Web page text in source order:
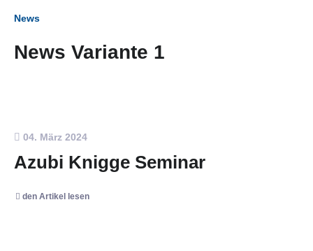
News
News Variante 1
04. März 2024
Azubi Knigge Seminar
den Artikel lesen